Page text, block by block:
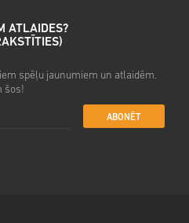
ATLAIDES?
spēļu jaunumiem un atlaidēm.
šos!
ABONĒT